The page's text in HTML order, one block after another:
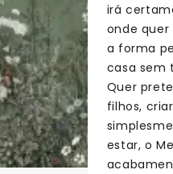
irá
onde quer
a forma
casa sem
Quer
filhos,
estar, o